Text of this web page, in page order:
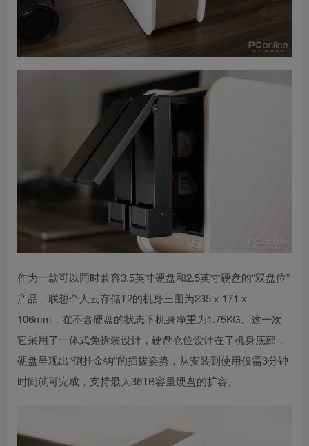
作为一款可以同时兼容3.5英寸硬盘和2.5英寸硬盘的“双盘位”
产品，联想个人云存储T2的机身三围为235 x 171 x
106mm，在不含硬盘的状态下机身净重为1.75KG。这一次
它采用了一体式免拆装设计，硬盘仓位设计在了机身底部，
硬盘呈现出“倒挂金钩”的插拔姿势，从安装到使用仅需3分钟
时间就可完成，支持最大36TB容量硬盘的扩容。